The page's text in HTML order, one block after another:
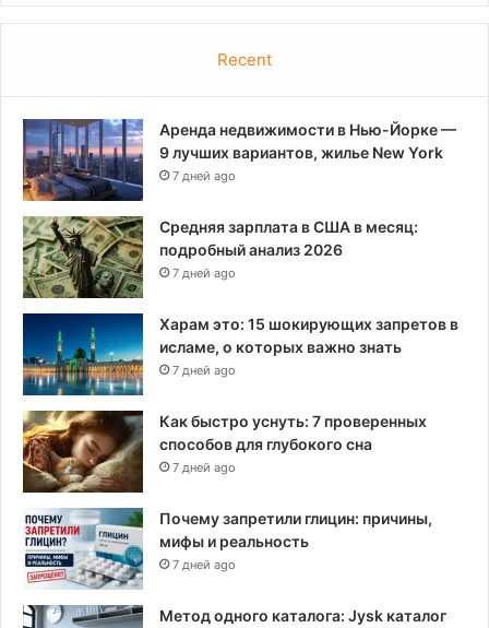
Recent
Аренда недвижимости в Нью-Йорке —
9 лучших вариантов, жилье New York
7 дней ago
Средняя зарплата в США в месяц:
подробный анализ 2026
7 дней ago
Харам это: 15 шокирующих запретов в
исламе, о которых важно знать
7 дней ago
Как быстро уснуть: 7 проверенных
способов для глубокого сна
7 дней ago
Почему запретили глицин: причины,
мифы и реальность
7 дней ago
Метод одного каталога: Jysk каталог